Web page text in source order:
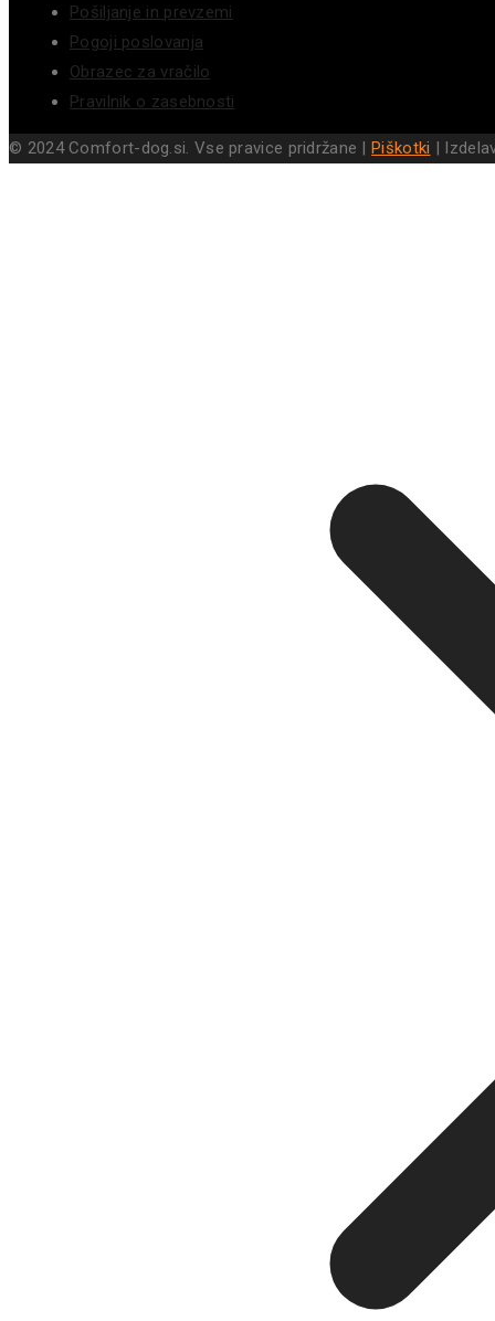
Pošiljanje in prevzemi
Pogoji poslovanja
Obrazec za vračilo
Pravilnik o zasebnosti
© 2024 Comfort-dog.si. Vse pravice pridržane |Piškotki |